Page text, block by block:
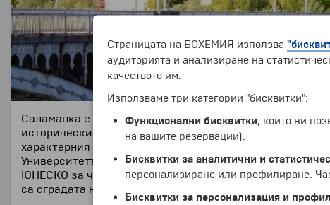
Саламанка е град в Западната част на Испания,
исторически град, който да предава такава
характерния му златист цвят предават на града силна
Университетът на Саламанка, основан през 1218г. е
ЮНЕСКО за част от световното наследство на
са сградата на Университета, главният площад,
Страницата на БОХЕМИЯ използва
аудиторията и анализиране на
качеството им.
Използваме три категории "бисквитки":
Функционални бисквитки, които ни
на вашите резервации).
Бисквитки за аналитични и
персонализиране или профилиране.
Бисквитки за персонализация и